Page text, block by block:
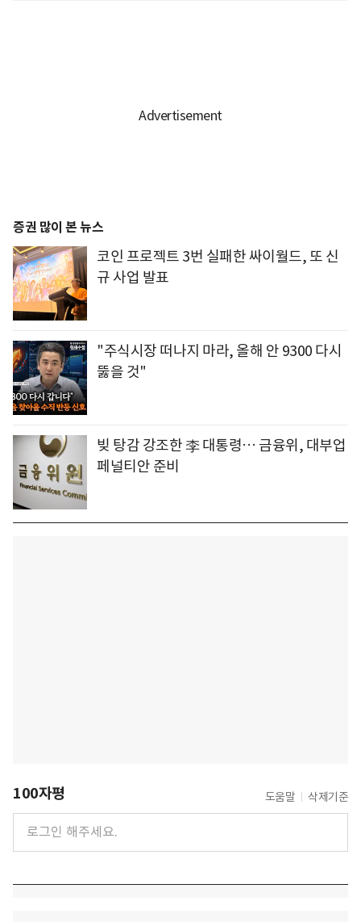
증권 많이 본 뉴스
코인 프로젝트 3번 실패한 싸이월드, 또 신
규 사업 발표
"주식시장 떠나지 마라, 올해 안 9300 다시
뚫을 것"
빚 탕감 강조한 李 대통령… 금융위, 대부업
페널티안 준비
100자평 도움말 삭제기준